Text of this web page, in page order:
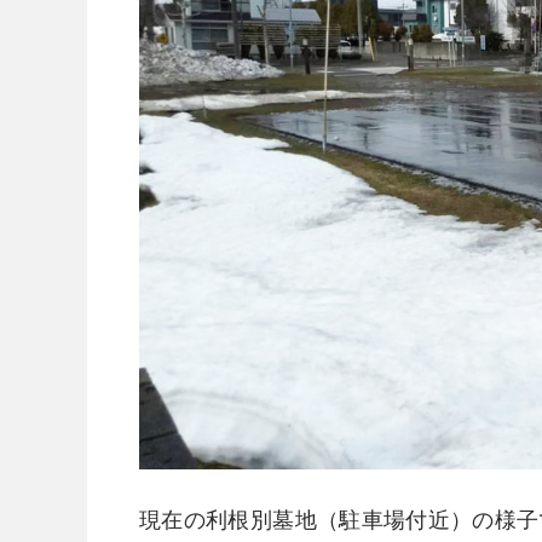
現在の利根別墓地（駐車場付近）の様